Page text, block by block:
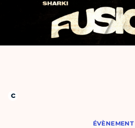
ÉVÈNEMENT